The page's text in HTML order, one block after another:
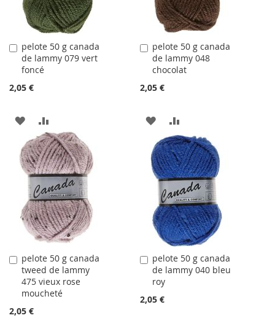
pelote 50 g canada
de lammy 079 vert
foncé
2,05 €
Ajouter
au
panier
AJOUTER
À
LA
LISTE
D'ACHATS
AU
COMPARATEUR
pelote 50 g canada
de lammy 048
chocolat
2,05 €
Ajouter
au
panier
AJOUTER
À
LA
LISTE
D'ACHATS
AU
COMPARATEUR
pelote 50 g canada
tweed de lammy
475 vieux rose
moucheté
2,05 €
Ajouter
au
panier
pelote 50 g canada
de lammy 040 bleu
roy
2,05 €
Ajouter
au
panier